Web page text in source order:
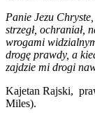
Panie Jezu
strzegł, ochraniał,
wrogami
drogę prawdy, a
zajdzie mi drogi
Kajetan Rajski,
Miles).